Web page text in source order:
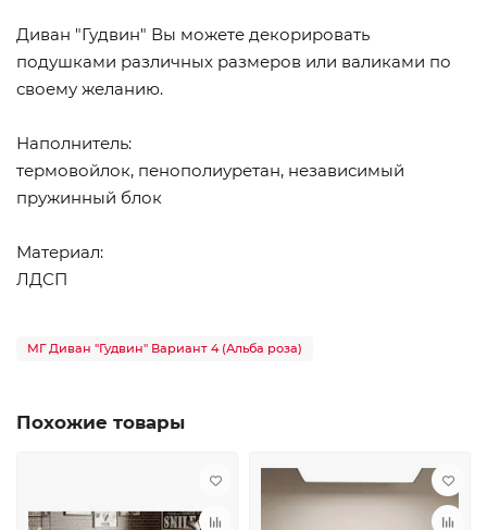
Диван "Гудвин" Вы можете декорировать
подушками различных размеров или валиками по
своему желанию.
Наполнитель:
термовойлок, пенополиуретан, независимый
пружинный блок
Материал:
ЛДСП
МГ Диван "Гудвин" Вариант 4 (Альба роза)
Похожие товары